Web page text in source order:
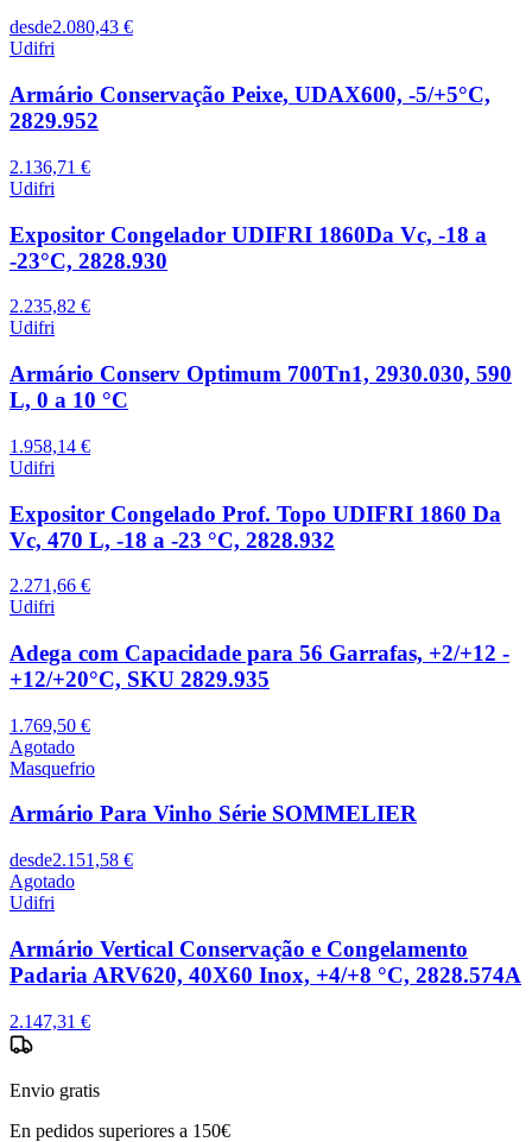
desde2.080,43 €
Udifri
Armário Conservação Peixe, UDAX600, -5/+5°C,
2829.952
2.136,71 €
Udifri
Expositor Congelador UDIFRI 1860Da Vc, -18 a
-23°C, 2828.930
2.235,82 €
Udifri
Armário Conserv Optimum 700Tn1, 2930.030, 590
L, 0 a 10 °C
1.958,14 €
Udifri
Expositor Congelado Prof. Topo UDIFRI 1860 Da
Vc, 470 L, -18 a -23 °C, 2828.932
2.271,66 €
Udifri
Adega com Capacidade para 56 Garrafas, +2/+12 -
+12/+20°C, SKU 2829.935
1.769,50 €
Agotado
Masquefrio
Armário Para Vinho Série SOMMELIER
desde2.151,58 €
Agotado
Udifri
Armário Vertical Conservação e Congelamento
Padaria ARV620, 40X60 Inox, +4/+8 °C, 2828.574A
2.147,31 €
Envio gratis
En pedidos superiores a 150€